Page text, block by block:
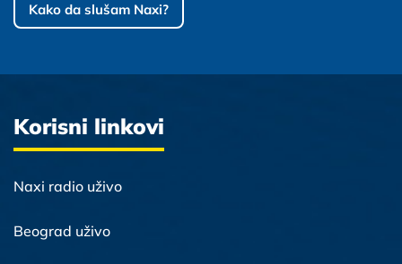
Kako da slušam Naxi?
Korisni linkovi
Naxi radio uživo
Beograd uživo